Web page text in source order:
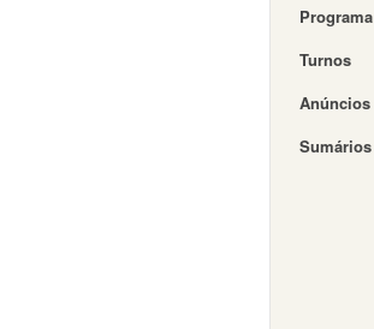
Programa
Turnos
Anúncios
Sumários